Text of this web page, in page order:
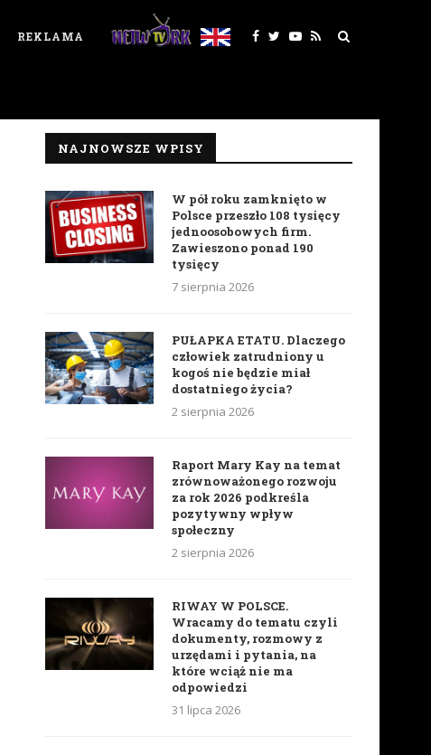
REKLAMA
NAJNOWSZE WPISY
W pół roku zamknięto w
Polsce przeszło 108 tysięcy
jednoosobowych firm.
Zawieszono ponad 190
tysięcy
7 sierpnia 2026
PUŁAPKA ETATU. Dlaczego
człowiek zatrudniony u
kogoś nie będzie miał
dostatniego życia?
2 sierpnia 2026
Raport Mary Kay na temat
zrównoważonego rozwoju
za rok 2026 podkreśla
pozytywny wpływ
społeczny
2 sierpnia 2026
RIWAY W POLSCE.
Wracamy do tematu czyli
dokumenty, rozmowy z
urzędami i pytania, na
które wciąż nie ma
odpowiedzi
31 lipca 2026